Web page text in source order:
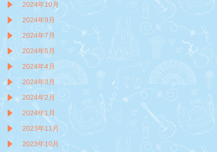
2024年10月
2024年9月
2024年7月
2024年5月
2024年4月
2024年3月
2024年2月
2024年1月
2023年11月
2023年10月